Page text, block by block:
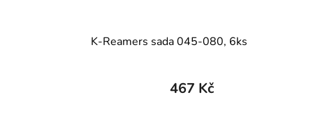
K-Reamers sada 045-080, 6ks
467 Kč